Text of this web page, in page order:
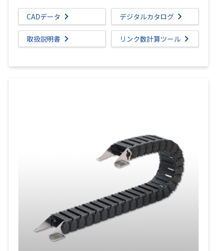
CADデータ デジタルカタログ
取扱説明書 リンク数計算ツール